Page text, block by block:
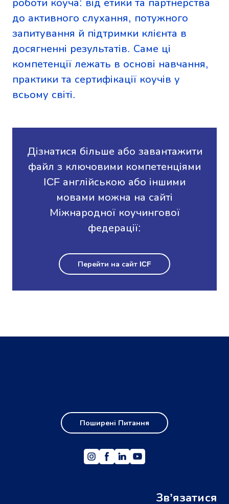
роботи коуча: від етики та партнерства
до активного слухання, потужного
запитування й підтримки клієнта в
досягненні результатів. Саме ці
компетенції лежать в основі навчання,
практики та сертифікації коучів у
всьому світі.
Дізнатися більше або завантажити
файл з ключовими компетенціями
ICF англійською або іншими
мовами можна на сайті
Міжнародної коучингової
федерації:
Перейти на сайт ICF
Поширені Питання
Звʼязатися